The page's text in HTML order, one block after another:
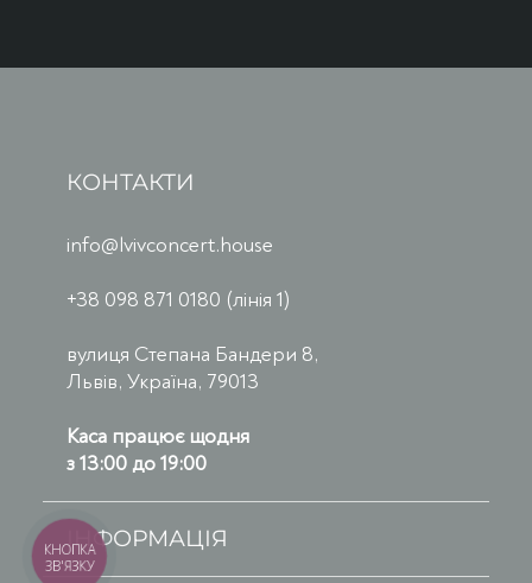
КОНТАКТИ
info@lvivconcert.house
+38 098 871 0180 (лінія 1)
вулиця Степана Бандери 8,
Львів, Україна, 79013
Каса працює щодня
з 13:00 до 19:00
ІНФОРМАЦІЯ
КНОПКА
ЗВ'ЯЗКУ